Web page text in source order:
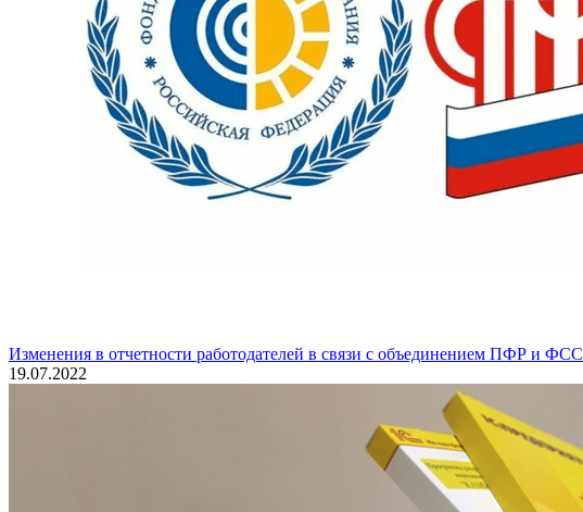
Изменения в отчетности работодателей в связи с объединением ПФР и ФСС
19.07.2022